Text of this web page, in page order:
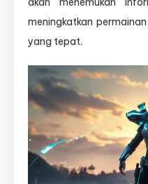
meningkatkan
yang tepat.